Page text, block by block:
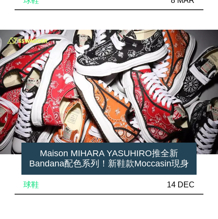
Maison MIHARA YASUHIRO推全新
Bandana配色系列！新鞋款Moccasin現身
球鞋 14 DEC